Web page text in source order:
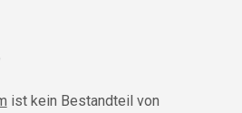
ist kein Bestandteil von